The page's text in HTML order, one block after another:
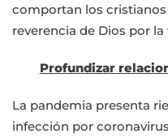
comportan los
reverencia de Dios por la
Profundizar
La pandemia presenta
infección por